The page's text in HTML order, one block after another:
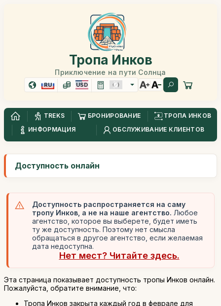
Тропа Инков
Приключение на пути Солнца
RU USD
TREKS БРОНИРОВАНИЕ
ТРОПА ИНКОВ
ИНФОРМАЦИЯ
ОБСЛУЖИВАНИЕ КЛИЕНТОВ
Доступность онлайн
Доступность распространяется на саму
тропу Инков, а не на наше агентство. Любое
агентство, которое вы выберете, будет иметь
ту же доступность. Поэтому нет смысла
обращаться в другое агентство, если желаемая
дата недоступна.
Нет мест? Читайте здесь.
Эта страница показывает доступность тропы Инков онлайн.
Пожалуйста, обратите внимание, что:
Тропа Инков закрыта каждый год в феврале для